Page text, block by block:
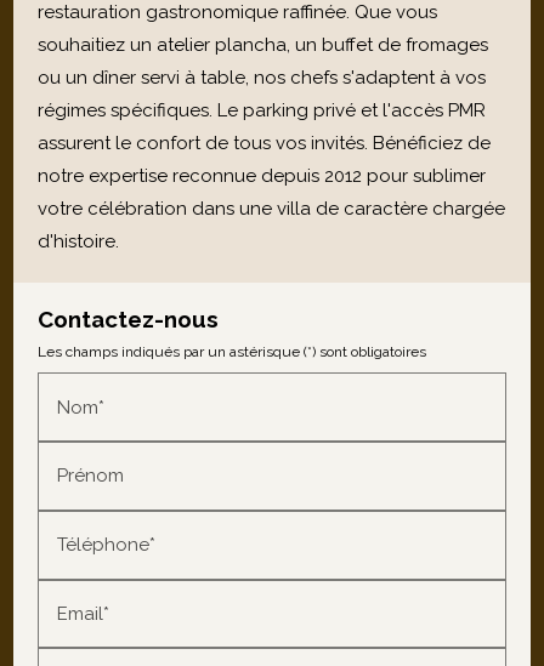
restauration gastronomique raffinée. Que vous
souhaitiez un atelier plancha, un buffet de fromages
ou un dîner servi à table, nos chefs s'adaptent à vos
régimes spécifiques. Le parking privé et l'accès PMR
assurent le confort de tous vos invités. Bénéficiez de
notre expertise reconnue depuis 2012 pour sublimer
votre célébration dans une villa de caractère chargée
d'histoire.
Contactez-nous
Les champs indiqués par un astérisque (*) sont obligatoires
Nom*
Prénom
Téléphone*
Email*